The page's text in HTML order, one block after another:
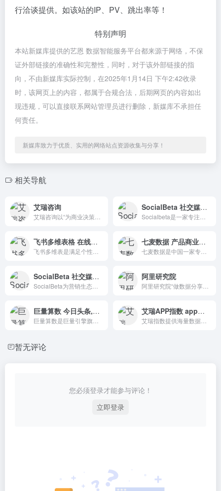
行洽谈提供。如该站的IP、PV、跳出率等！
特别声明
本站新媒库提供的艺恩 数据智能服务平台都来源于网络，不保
证外部链接的准确性和完整性，同时，对于该外部链接的指
向，不由新媒库实际控制，在2025年1月14日 下午2:42收录
时，该网页上的内容，都属于合规合法，后期网页的内容如出
现违规，可以直接联系网站管理员进行删除，新媒库不承担任
何责任。
新媒库致力于优质、实用的网络站点资源收集与分享！
相关导航
艾瑞咨询 SocialBeta 社交媒体和数字营销内容平台
飞书多维表格 在线协作管理工具 七麦数据 产品商业分析平台
SocialBeta 社交媒体和数字营销内容平台 阿里研究院
巨量算数 今日头条,抖音,西瓜视频热榜指数 艾瑞APP指数 app指数数据分析
暂无评论
您必须登录才能参与评论！
立即登录